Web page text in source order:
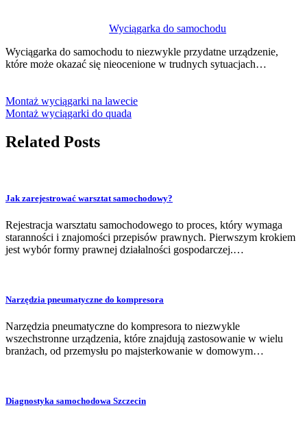
Wyciągarka do samochodu
Wyciągarka do samochodu to niezwykle przydatne urządzenie,
które może okazać się nieocenione w trudnych sytuacjach…
Montaż wyciągarki na lawecie
Montaż wyciągarki do quada
Related Posts
Jak zarejestrować warsztat samochodowy?
Rejestracja warsztatu samochodowego to proces, który wymaga
staranności i znajomości przepisów prawnych. Pierwszym krokiem
jest wybór formy prawnej działalności gospodarczej.…
Narzędzia pneumatyczne do kompresora
Narzędzia pneumatyczne do kompresora to niezwykle
wszechstronne urządzenia, które znajdują zastosowanie w wielu
branżach, od przemysłu po majsterkowanie w domowym…
Diagnostyka samochodowa Szczecin